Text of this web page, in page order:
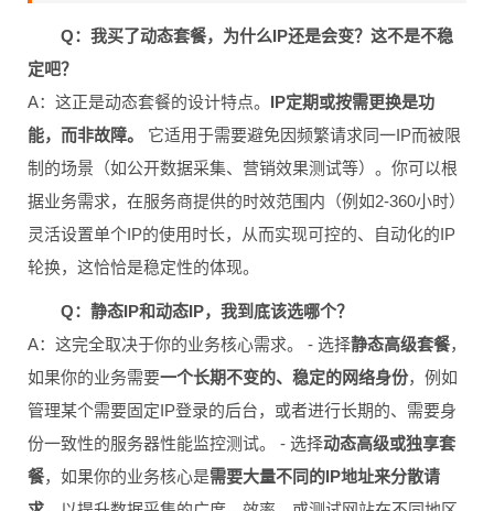
Q：我买了动态套餐，为什么IP还是会变？这不是不稳
定吧？
A：这正是动态套餐的设计特点。 IP定期或按需更换是功
能，而非故障。
它适用于需要避免因频繁请求同一IP而被限
制的场景（如公开数据采集、营销效果测试等）。你可以根
据业务需求，在服务商提供的时效范围内（例如2-360小时）
灵活设置单个IP的使用时长，从而实现可控的、自动化的IP
轮换，这恰恰是稳定性的体现。
Q：静态IP和动态IP，我到底该选哪个？
A：这完全取决于你的业务核心需求。 - 选择静态高级套餐，
如果你的业务需要一个长期不变的、稳定的网络身份，例如
管理某个需要固定IP登录的后台，或者进行长期的、需要身
份一致性的服务器性能监控测试。 - 选择动态高级或独享套
餐，如果你的业务核心是需要大量不同的IP地址来分散请